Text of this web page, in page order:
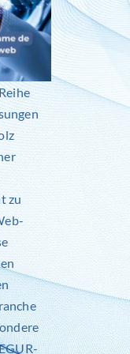
zu